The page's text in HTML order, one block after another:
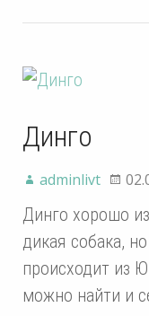
Динго
adminlivt
Динго хорошо
дикая собака,
происходит из
можно найти и